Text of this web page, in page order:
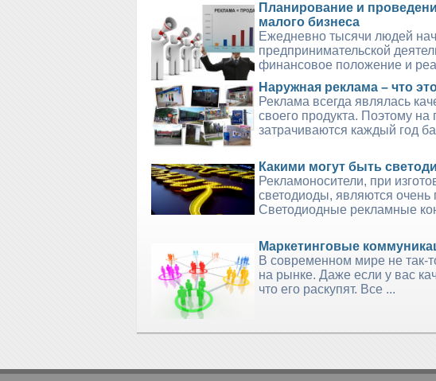
Планирование и
малого бизнеса
Ежедневно тысячи людей
предпринимательской
финансовое положение и
Наружная реклама – что
Реклама всегда являлась
своего продукта. Поэтому
затрачиваются каждый год
Какими могут быть
Рекламоносители, при
светодиоды, являются
Светодиодные рекламные
Маркетинговые
В современном мире не так-
на рынке. Даже если у вас
что его раскупят. Все ...